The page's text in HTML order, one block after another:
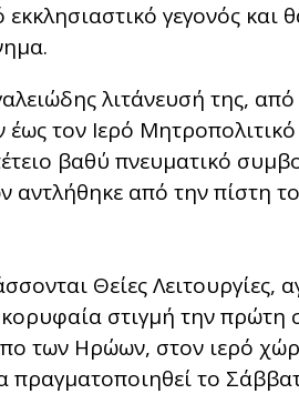
εκκλησιαστικό γεγονός
λιτάνευσή της,
τον Ιερό
βαθύ πνευματικό
αντλήθηκε από την πίστη
Θείες Λειτουργίες,
κορυφαία στιγμή την πρώτη
των Ηρώων, στον ιερό
πραγματοποιηθεί το